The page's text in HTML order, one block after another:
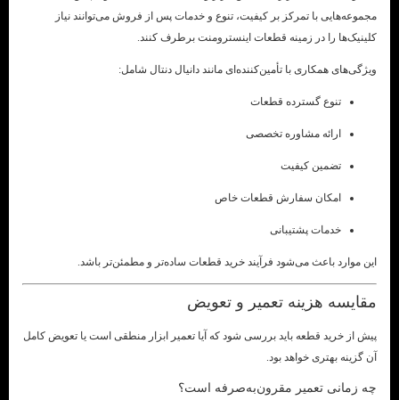
مجموعه‌هایی با تمرکز بر کیفیت، تنوع و خدمات پس از فروش می‌توانند نیاز
کلینیک‌ها را در زمینه قطعات اینسترومنت برطرف کنند.
ویژگی‌های همکاری با تأمین‌کننده‌ای مانند دانیال دنتال شامل:
تنوع گسترده قطعات
ارائه مشاوره تخصصی
تضمین کیفیت
امکان سفارش قطعات خاص
خدمات پشتیبانی
این موارد باعث می‌شود فرآیند خرید قطعات ساده‌تر و مطمئن‌تر باشد.
مقایسه هزینه تعمیر و تعویض
پیش از خرید قطعه باید بررسی شود که آیا تعمیر ابزار منطقی است یا تعویض کامل
آن گزینه بهتری خواهد بود.
چه زمانی تعمیر مقرون‌به‌صرفه است؟